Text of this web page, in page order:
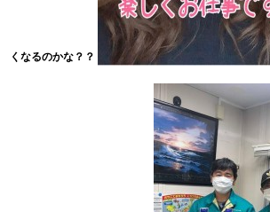
くなるのかな？？